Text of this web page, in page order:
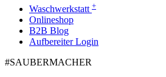
Waschwerkstatt +
Onlineshop
B2B Blog
Aufbereiter Login
#SAUBER­MACHER